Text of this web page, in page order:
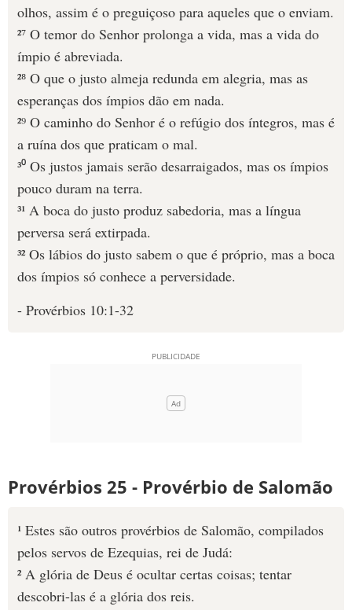
olhos, assim é o preguiçoso para aqueles que o enviam.
²⁷ O temor do Senhor prolonga a vida, mas a vida do
ímpio é abreviada.
²⁸ O que o justo almeja redunda em alegria, mas as
esperanças dos ímpios dão em nada.
²⁹ O caminho do Senhor é o refúgio dos íntegros, mas é
a ruína dos que praticam o mal.
³⁰ Os justos jamais serão desarraigados, mas os ímpios
pouco duram na terra.
³¹ A boca do justo produz sabedoria, mas a língua
perversa será extirpada.
³² Os lábios do justo sabem o que é próprio, mas a boca
dos ímpios só conhece a perversidade.
- Provérbios 10:1-32
Provérbios 25 - Provérbio de Salomão
¹ Estes são outros provérbios de Salomão, compilados
pelos servos de Ezequias, rei de Judá:
² A glória de Deus é ocultar certas coisas; tentar
descobri-las é a glória dos reis.